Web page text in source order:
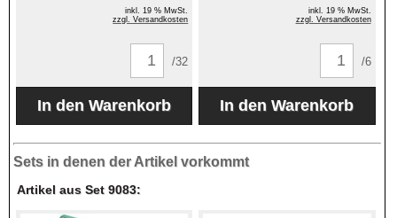
inkl. 19 % MwSt.
zzgl. Versandkosten
/32
inkl. 19 % MwSt.
zzgl. Versandkosten
/6
Sets in denen der Artikel vorkommt
Artikel aus Set 9083: